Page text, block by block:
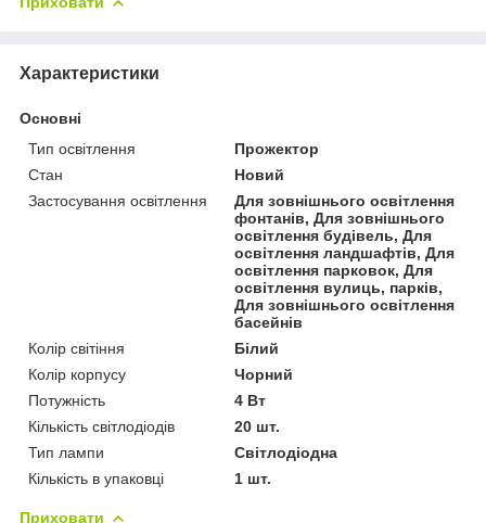
Характеристики
Основні
Тип освітлення
Прожектор
Стан
Новий
Застосування освітлення
Для зовнішнього освітлення
фонтанів, Для зовнішнього
освітлення будівель, Для
освітлення ландшафтів, Для
освітлення парковок, Для
освітлення вулиць, парків,
Для зовнішнього освітлення
басейнів
Колір світіння
Білий
Колір корпусу
Чорний
Потужність
4 Вт
Кількість світлодіодів
20 шт.
Тип лампи
Світлодіодна
Кількість в упаковці
1 шт.
Приховати